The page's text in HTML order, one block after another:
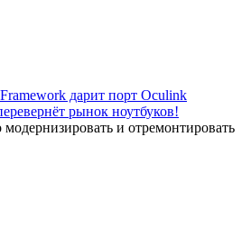
дарит порт Oculink
рынок ноутбуков!
и отремонтировать